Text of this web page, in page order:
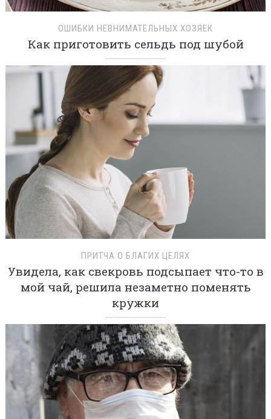
ОШИБКИ НЕВНИМАТЕЛЬНЫХ ХОЗЯЕК
Как приготовить сельдь под шубой
ПРИТЧА О БЛАГИХ ЦЕЛЯХ
Увидела, как свекровь подсыпает что-то в
мой чай, решила незаметно поменять
кружки